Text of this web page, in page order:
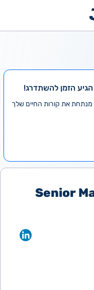
הגיע הזמן להשתדרג!
במקום לעבור לבד על אלפי מודעות, Jobify מנתחת את קורות החיים שלך
Senior